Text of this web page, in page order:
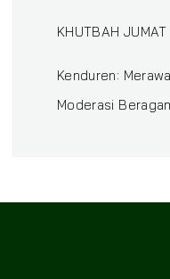
KHUTBAH
Kenduren:
Moderasi